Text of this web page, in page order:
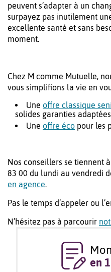
peuvent s’adapter à un
surpayez pas inutilement
excellente santé et sans
moment.
Chez M comme Mutuelle,
vous simplifions la vie en
Une offre classique
solides garanties
Une offre éco pour les
Nos conseillers se tiennent
83 00 du lundi au vendredi
en agence.
Pas le temps d’appeler ou
N’hésitez pas à parcourir
en